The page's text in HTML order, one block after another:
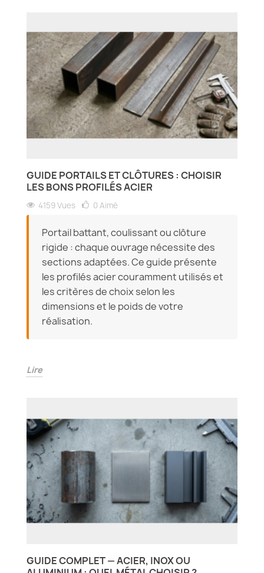
GUIDE PORTAILS ET CLÔTURES : CHOISIR
LES BONS PROFILÉS ACIER
4159 Vues 0 Aimé
Portail battant, coulissant ou clôture
rigide : chaque ouvrage nécessite des
sections adaptées. Ce guide présente
les profilés acier couramment utilisés et
les critères de choix selon les
dimensions et le poids de votre
réalisation.
Lire
GUIDE COMPLET — ACIER, INOX OU